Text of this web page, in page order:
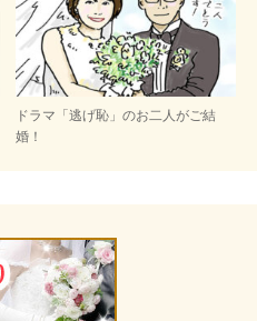
ドラマ「逃げ恥」のお二人がご結
婚！